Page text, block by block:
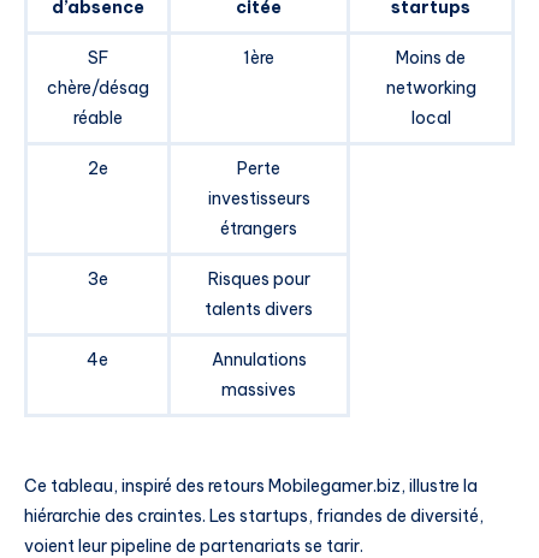
d’absence
citée
startups
SF
chère/désag
réable
1ère
Moins de
networking
local
2e
Perte
investisseurs
étrangers
3e
Risques pour
talents divers
4e
Annulations
massives
Ce tableau, inspiré des retours Mobilegamer.biz, illustre la
hiérarchie des craintes. Les startups, friandes de diversité,
voient leur pipeline de partenariats se tarir.